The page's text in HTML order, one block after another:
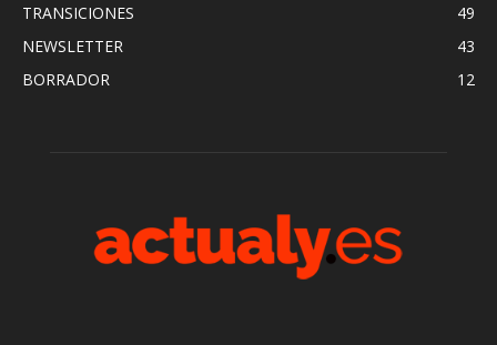
TRANSICIONES
49
NEWSLETTER
43
BORRADOR
12